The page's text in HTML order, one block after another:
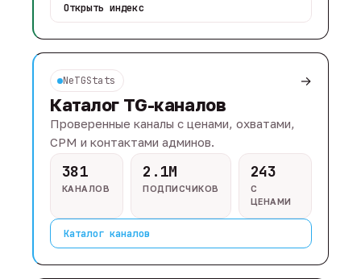
Открыть индекс
NeTGStats →
Каталог TG-каналов
Проверенные каналы с ценами, охватами,
CPM и контактами админов.
381
КАНАЛОВ
2.1M
ПОДПИСЧИКОВ
243
С
ЦЕНАМИ
Каталог каналов